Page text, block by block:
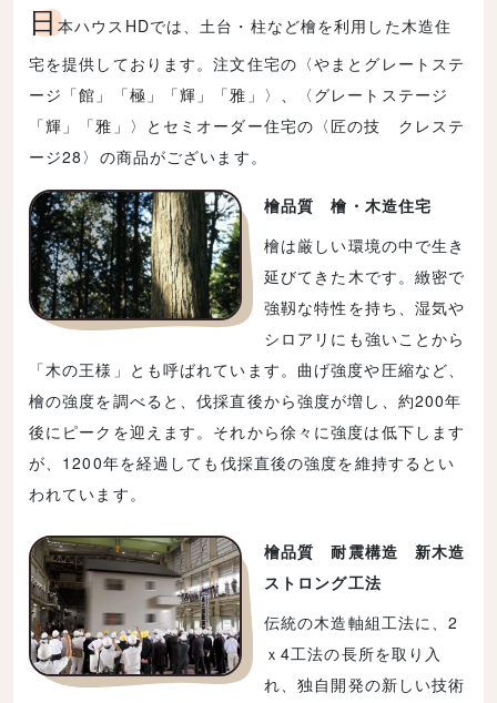
日本ハウスHDでは、土台・柱など檜を利用した木造住
宅を提供しております。注文住宅の〈やまとグレートステ
ージ「館」「極」「輝」「雅」〉、〈グレートステージ
「輝」「雅」〉とセミオーダー住宅の〈匠の技 クレステ
ージ28〉の商品がございます。
檜品質 檜・木造住宅
檜は厳しい環境の中で生き
延びてきた木です。緻密で
強靱な特性を持ち、湿気や
シロアリにも強いことから
「木の王様」とも呼ばれています。曲げ強度や圧縮など、
檜の強度を調べると、伐採直後から強度が増し、約200年
後にピークを迎えます。それから徐々に強度は低下します
が、1200年を経過しても伐採直後の強度を維持するとい
われています。
檜品質 耐震構造 新木造
ストロング工法
伝統の木造軸組工法に、2
ｘ4工法の長所を取り入
れ、独自開発の新しい技術